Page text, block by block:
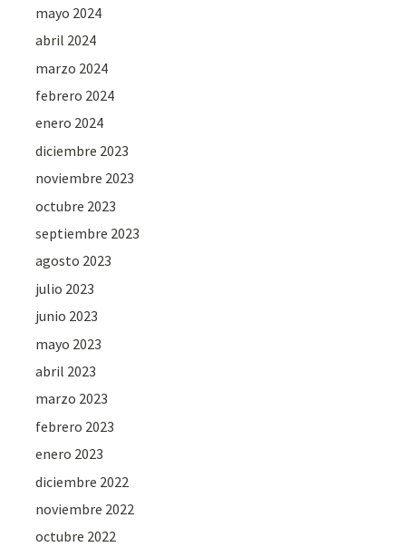
mayo 2024
abril 2024
marzo 2024
febrero 2024
enero 2024
diciembre 2023
noviembre 2023
octubre 2023
septiembre 2023
agosto 2023
julio 2023
junio 2023
mayo 2023
abril 2023
marzo 2023
febrero 2023
enero 2023
diciembre 2022
noviembre 2022
octubre 2022